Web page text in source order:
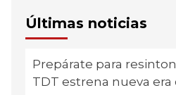
Últimas noticias
Prepárate para
TDT estrena nueva era